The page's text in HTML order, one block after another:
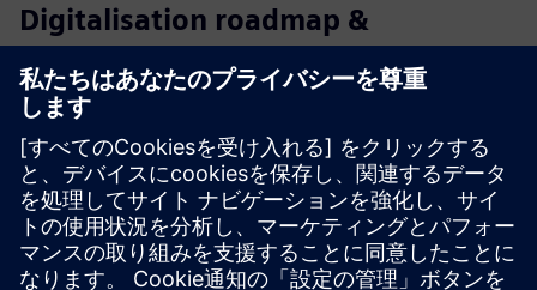
Digitalisation roadmap &
implementation
データアーキテクチャの設計図とステップバイステップの
ロードマップを作成し、それを実装します。このカスタマ
イズされたロードマップは、データウェアハウスのセット
アップ、コスト見積もり、リソース要件、メンテナンス戦
略、ガバナンスに関する考慮事項など、さまざまな側面を
カバーします。ROIを期待に沿ったものにする。